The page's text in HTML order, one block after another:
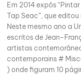
Em 2014 expôs
Tap Seac”, que
Neste mesmo ano a
escritos de Jean-
artistas
contemporains #
) onde figuram 10